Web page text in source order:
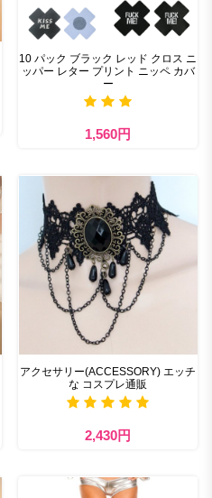
10 パック ブラック レッド クロス ニ
ッパー レター プリント ニッペ カバ
ー
1,560円
アクセサリー(ACCESSORY) エッチ
な コスプレ通販
2,430円